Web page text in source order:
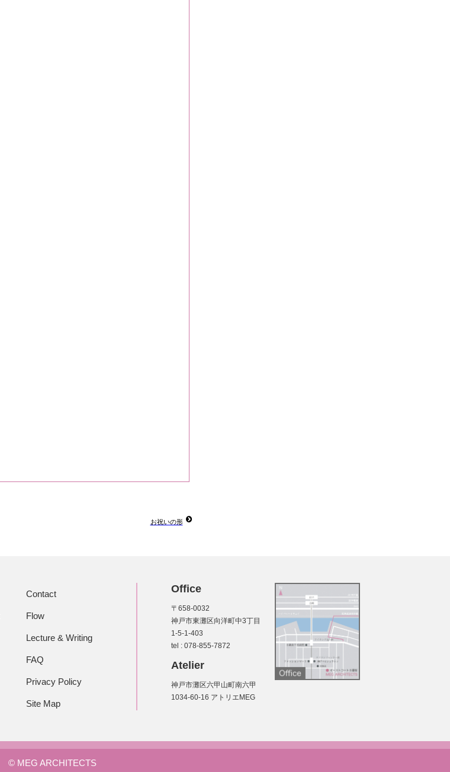
お祝いの形
Contact
Flow
Lecture & Writing
FAQ
Privacy Policy
Site Map
Office
〒658-0032
神戸市東灘区向洋町中3丁目
1-5-1-403
tel : 078-855-7872
Atelier
神戸市灘区六甲山町南六甲
1034-60-16 アトリエMEG
© MEG ARCHITECTS